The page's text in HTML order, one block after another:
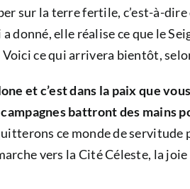
sur la terre fertile, c’est-à-
donné, elle réalise ce que le
ce qui arrivera bientôt,
et c’est dans la paix que
battront des mains
ce monde de
vers la Cité Céleste, la